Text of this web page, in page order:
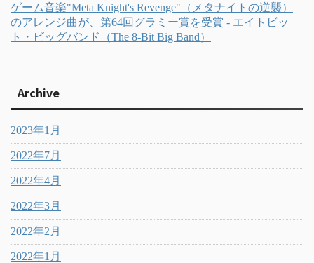
ゲーム音楽"Meta Knight's Revenge"（メタナイトの逆襲）
のアレンジ曲が、第64回グラミー賞を受賞 - エイトビッ
ト・ビッグバンド（The 8-Bit Big Band）
Archive
2023年1月
2022年7月
2022年4月
2022年3月
2022年2月
2022年1月